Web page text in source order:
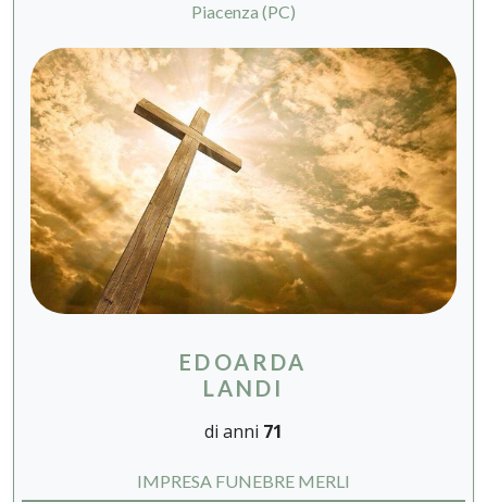
Piacenza (PC)
EDOARDA
LANDI
di anni 71
IMPRESA FUNEBRE MERLI